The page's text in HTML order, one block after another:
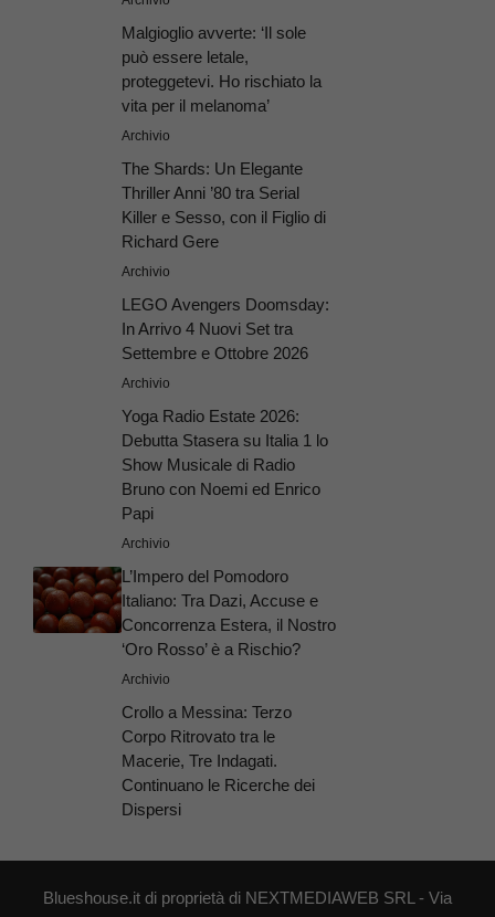
Malgioglio avverte: ‘Il sole
può essere letale,
proteggetevi. Ho rischiato la
vita per il melanoma’
Archivio
The Shards: Un Elegante
Thriller Anni ’80 tra Serial
Killer e Sesso, con il Figlio di
Richard Gere
Archivio
LEGO Avengers Doomsday:
In Arrivo 4 Nuovi Set tra
Settembre e Ottobre 2026
Archivio
Yoga Radio Estate 2026:
Debutta Stasera su Italia 1 lo
Show Musicale di Radio
Bruno con Noemi ed Enrico
Papi
Archivio
L’Impero del Pomodoro
Italiano: Tra Dazi, Accuse e
Concorrenza Estera, il Nostro
‘Oro Rosso’ è a Rischio?
Archivio
Crollo a Messina: Terzo
Corpo Ritrovato tra le
Macerie, Tre Indagati.
Continuano le Ricerche dei
Dispersi
Blueshouse.it di proprietà di NEXTMEDIAWEB SRL - Via